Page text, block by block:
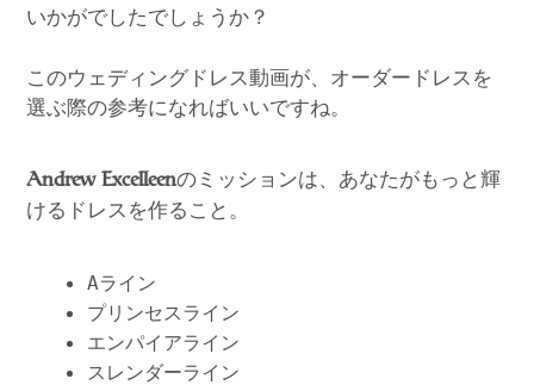
いかがでしたでしょうか？
このウェディングドレス動画が、オーダードレスを
選ぶ際の参考になればいいですね。
Andrew Excelleenのミッションは、あなたがもっと輝
けるドレスを作ること。
Aライン
プリンセスライン
エンパイアライン
スレンダーライン